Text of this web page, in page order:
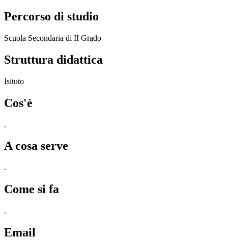
Percorso di studio
Scuola Secondaria di II Grado
Struttura didattica
Isituto
Cos'è
.
A cosa serve
.
Come si fa
.
Email